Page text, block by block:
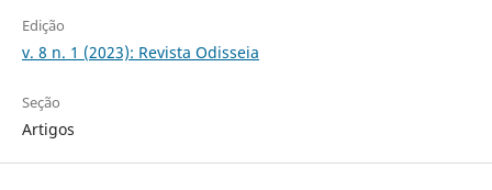
Edição
v. 8 n. 1 (2023): Revista Odisseia
Seção
Artigos